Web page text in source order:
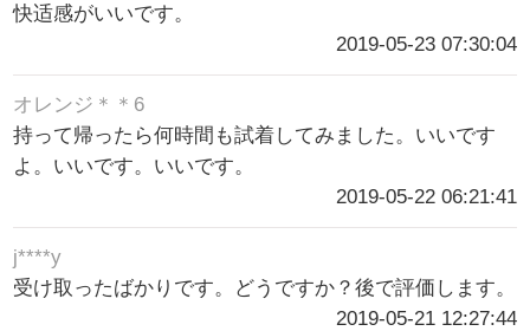
快适感がいいです。
2019-05-23 07:30:04
オレンジ＊＊6
持って帰ったら何時間も試着してみました。いいです
よ。いいです。いいです。
2019-05-22 06:21:41
j****y
受け取ったばかりです。どうですか？後で評価します。
2019-05-21 12:27:44